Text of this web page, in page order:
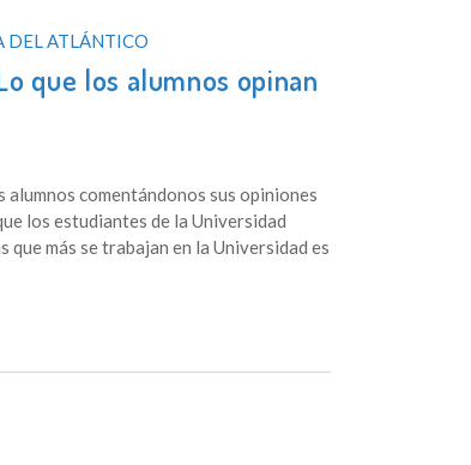
DEL ATLÁNTICO
que los alumnos opinan
comentándonos sus opiniones
los estudiantes de la Universidad
más se trabajan en la Universidad es